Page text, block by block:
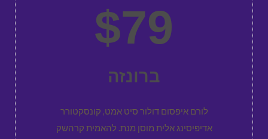
$79
ברונזה
לורם איפסום דולור סיט אמט, קונסקטורר
אדיפיסינג אלית מוסן מנת. להאמית קרהשק